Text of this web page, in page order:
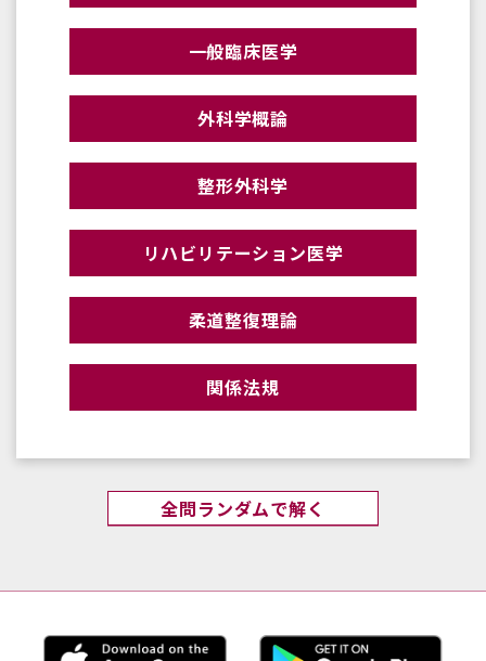
一般臨床医学
外科学概論
整形外科学
リハビリテーション医学
柔道整復理論
関係法規
全問ランダムで解く